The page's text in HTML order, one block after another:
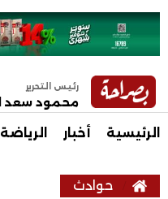
رئيس التحرير
محمود سعد
الرئيسية أخبار الرياضة
حوادث